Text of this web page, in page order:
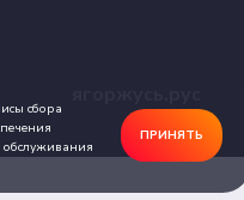
сбора
обслуживания
ПРИНЯТЬ